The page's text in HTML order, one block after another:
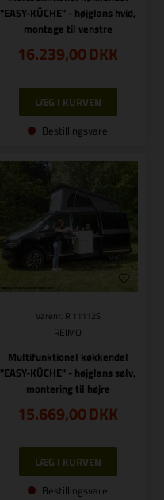
"EASY-KÜCHE" - højglans hvid,
montage til venstre
16.239,00DKK
Bestillingsvare
Varenr.: R 11112S
REIMO
Multifunktionel køkkendel
"EASY-KÜCHE" - højglans sølv,
montering til højre
15.669,00DKK
Bestillingsvare